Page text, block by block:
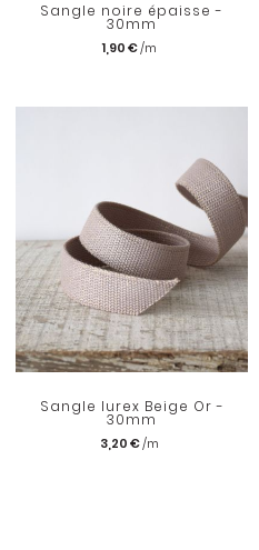
Sangle noire épaisse -
30mm
1,90 €
Sangle lurex Beige Or -
30mm
3,20 €